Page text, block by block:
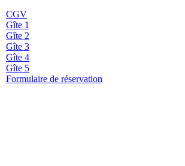
CGV
Gîte 1
Gîte 2
Gîte 3
Gîte 4
Gîte 5
Formulaire de réservation